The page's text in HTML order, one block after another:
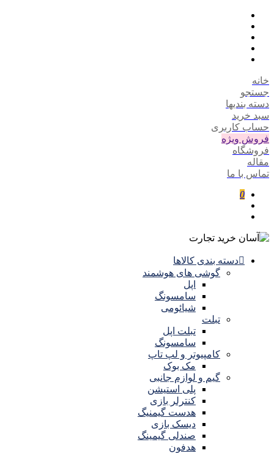
خانه
جستجو
دسته بندیها
سبد خرید
حساب کاربری
فروش ویژه
فروشگاه
مقاله
تماس با ما
0
دسته بندی کالاها
گوشی های هوشمند
اپل
سامسونگ
شیائومی
تبلت
تبلت اپل
سامسونگ
کامپیوتر و لپ تاپ
مک بوک
گیم و لوازم جانبی
پلی استیشن
کنترلر بازی
هدست گیمنیگ
دیسک بازی
صندلی گیمینگ
هدفون